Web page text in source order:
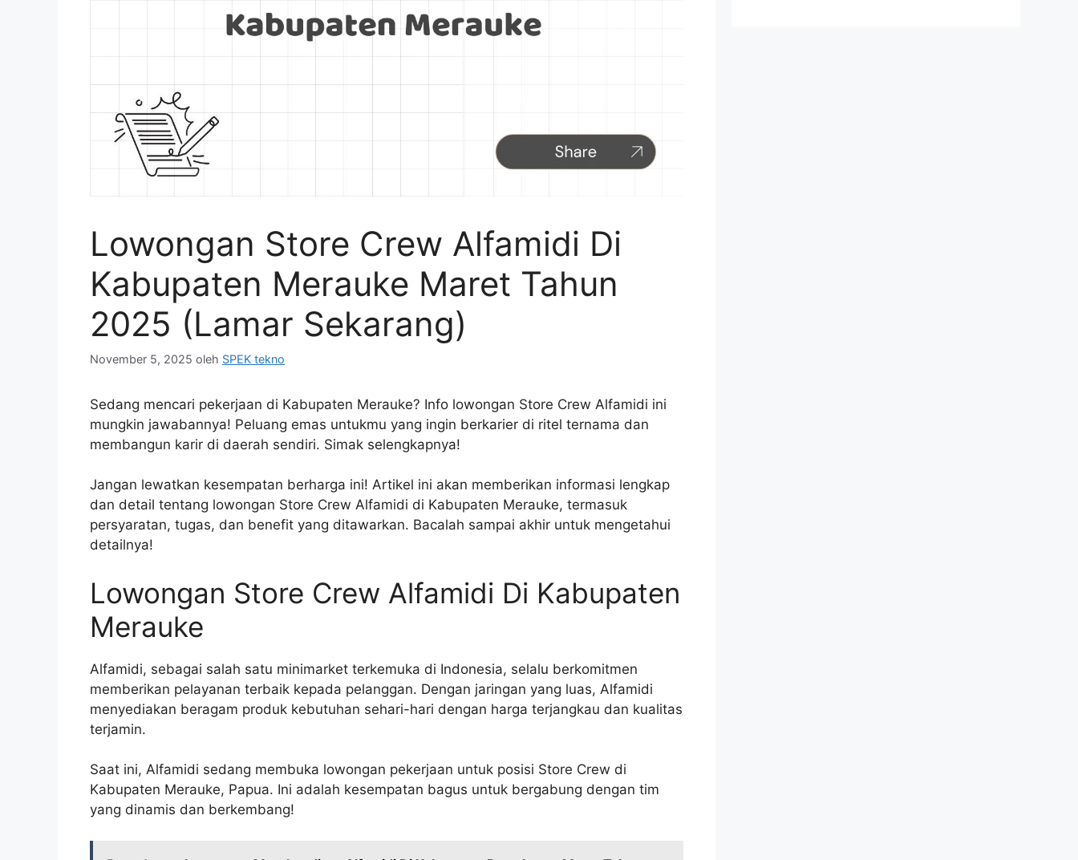
Lowongan Store Crew Alfamidi Di
Kabupaten Merauke Maret Tahun
2025 (Lamar Sekarang)
November 5, 2025 oleh SPEK tekno
Sedang mencari pekerjaan di Kabupaten Merauke? Info lowongan Store Crew Alfamidi ini
mungkin jawabannya! Peluang emas untukmu yang ingin berkarier di ritel ternama dan
membangun karir di daerah sendiri. Simak selengkapnya!
Jangan lewatkan kesempatan berharga ini! Artikel ini akan memberikan informasi lengkap
dan detail tentang lowongan Store Crew Alfamidi di Kabupaten Merauke, termasuk
persyaratan, tugas, dan benefit yang ditawarkan. Bacalah sampai akhir untuk mengetahui
detailnya!
Lowongan Store Crew Alfamidi Di Kabupaten
Merauke
Alfamidi, sebagai salah satu minimarket terkemuka di Indonesia, selalu berkomitmen
memberikan pelayanan terbaik kepada pelanggan. Dengan jaringan yang luas, Alfamidi
menyediakan beragam produk kebutuhan sehari-hari dengan harga terjangkau dan kualitas
terjamin.
Saat ini, Alfamidi sedang membuka lowongan pekerjaan untuk posisi Store Crew di
Kabupaten Merauke, Papua. Ini adalah kesempatan bagus untuk bergabung dengan tim
yang dinamis dan berkembang!